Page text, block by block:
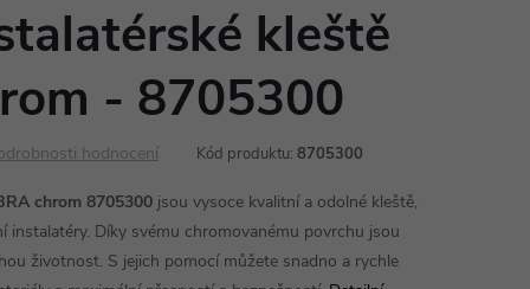
kleště
- 8705300
hodnocení Kód produktu: 8705300
chrom 8705300 jsou vysoce kvalitní a odolné kleště,
instalatéry. Díky svému chromovanému povrchu jsou
životnost. S jejich pomocí můžete snadno a rychle